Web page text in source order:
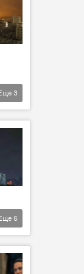
3
6